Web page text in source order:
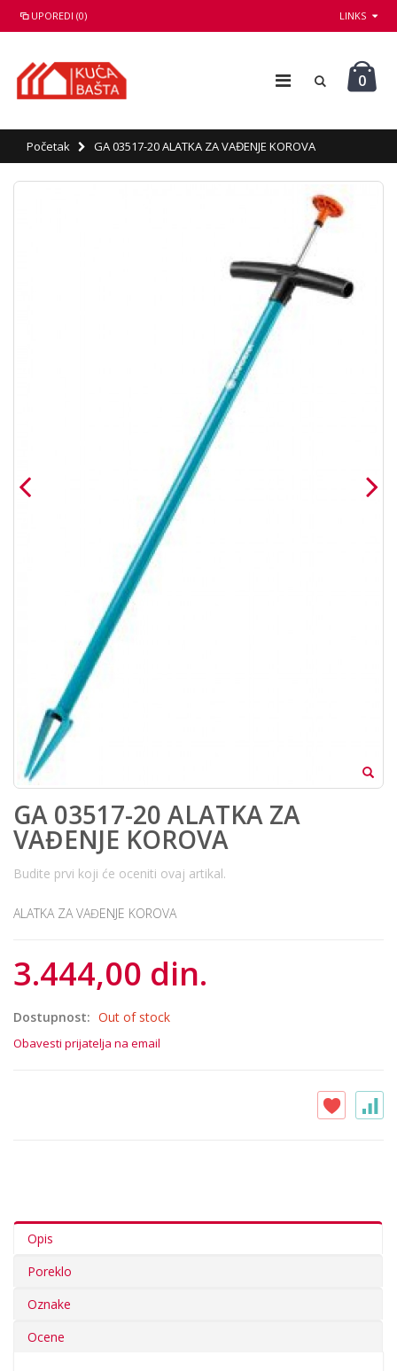
UPOREDI (0) LINKS
0
Početak GA 03517-20 ALATKA ZA VAĐENJE KOROVA
GA 03517-20 ALATKA ZA
VAĐENJE KOROVA
Budite prvi koji će oceniti ovaj artikal.
ALATKA ZA VAĐENJE KOROVA
3.444,00 din.
Dostupnost: Out of stock
Obavesti prijatelja na email
Opis
Poreklo
Oznake
Ocene